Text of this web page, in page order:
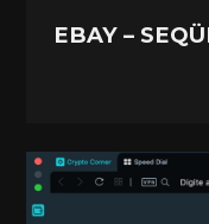
EBAY –